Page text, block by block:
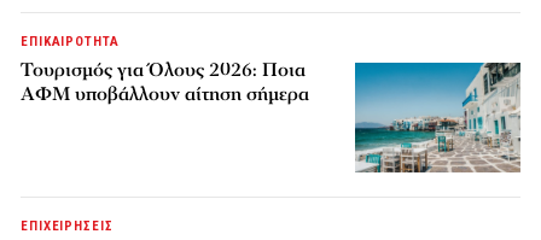
ΕΠΙΚΑΙΡΟΤΗΤΑ
Τουρισμός για Όλους 2026: Ποια
ΑΦΜ υποβάλλουν αίτηση σήμερα
ΕΠΙΧΕΙΡΗΣΕΙΣ